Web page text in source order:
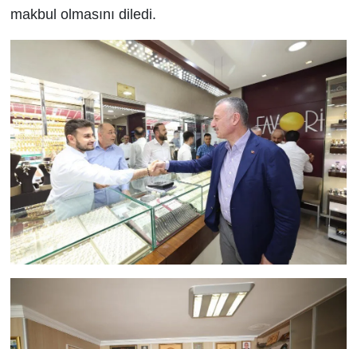
makbul olmasını diledi.